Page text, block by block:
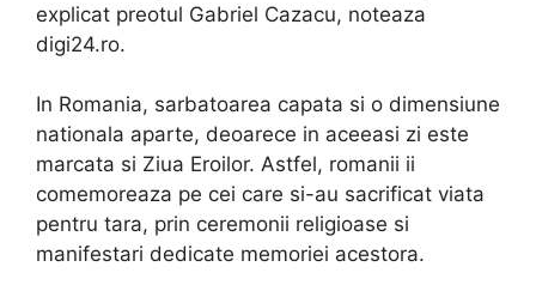
explicat preotul Gabriel Cazacu, noteaza
digi24.ro.
In Romania, sarbatoarea capata si o dimensiune
nationala aparte, deoarece in aceeasi zi este
marcata si Ziua Eroilor. Astfel, romanii ii
comemoreaza pe cei care si-au sacrificat viata
pentru tara, prin ceremonii religioase si
manifestari dedicate memoriei acestora.